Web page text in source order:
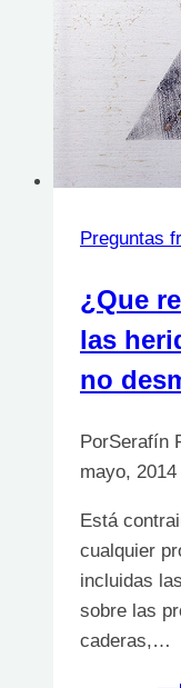
Preguntas
¿Que
las
no
PorSerafín
mayo, 2014
Está
cualquier
incluidas
sobre las
caderas,…